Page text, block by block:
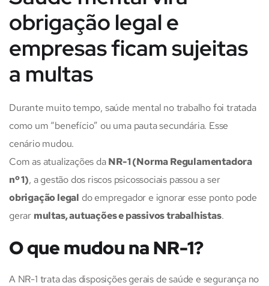
obrigação legal e
empresas ficam sujeitas
a multas
Durante muito tempo, saúde mental no trabalho foi tratada
como um “benefício” ou uma pauta secundária. Esse
cenário mudou.
Com as atualizações daNR-1 (Norma Regulamentadora
nº 1), a gestão dos riscos psicossociais passou a ser
obrigação legal do empregador e ignorar esse ponto pode
gerar multas, autuações e passivos trabalhistas.
O que mudou na NR-1?
A NR-1 trata das disposições gerais de saúde e segurança no